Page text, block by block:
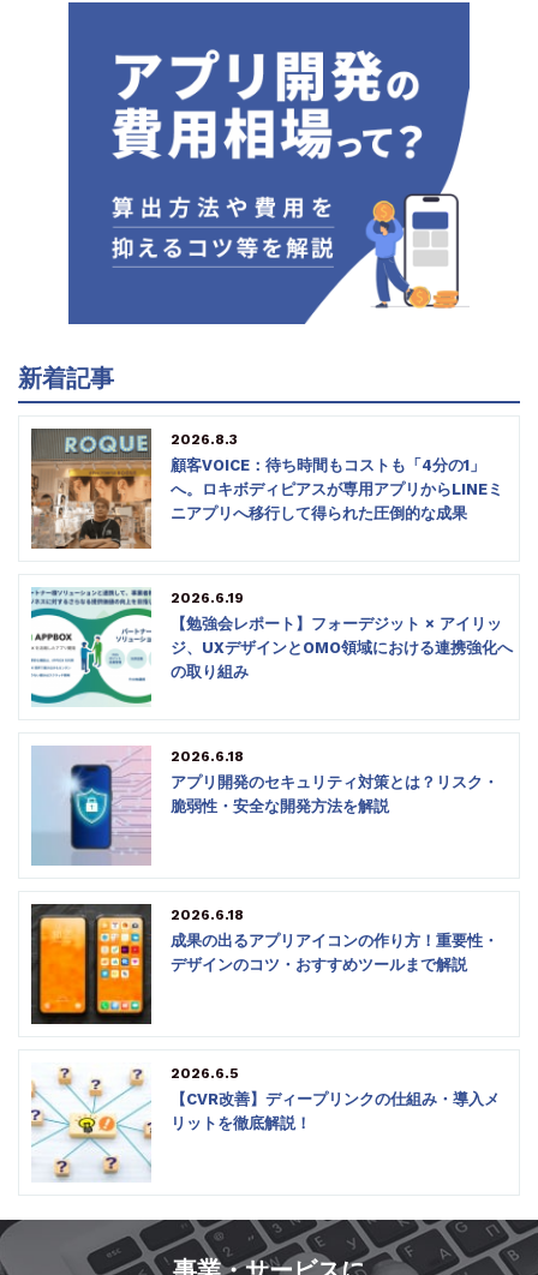
新着記事
2026.8.3
顧客VOICE：待ち時間もコストも「4分の1」
へ。ロキボディピアスが専用アプリからLINEミ
ニアプリへ移行して得られた圧倒的な成果
2026.6.19
【勉強会レポート】フォーデジット × アイリッ
ジ、UXデザインとOMO領域における連携強化へ
の取り組み
2026.6.18
アプリ開発のセキュリティ対策とは？リスク・
脆弱性・安全な開発方法を解説
2026.6.18
成果の出るアプリアイコンの作り方！重要性・
デザインのコツ・おすすめツールまで解説
2026.6.5
【CVR改善】ディープリンクの仕組み・導入メ
リットを徹底解説！